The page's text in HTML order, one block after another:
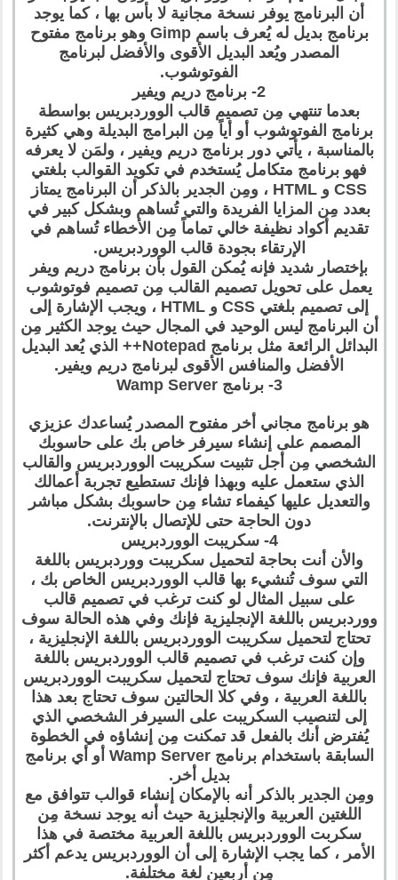
أن البرنامج يوفر نسخة مجانية لا بأس بها ، كما يوجد
برنامج بديل له يُعرف باسم Gimp وهو برنامج مفتوح
المصدر ويُعد البديل الأقوى والأفضل لبرنامج
الفوتوشوب.
2- برنامج دريم ويفير
بعدما تنتهي مِن تصميم قالب الووردبريس بواسطة
برنامج الفوتوشوب أو أياً مِن البرامج البديلة وهي كثيرة
بالمناسبة ، يأتي دور برنامج دريم ويفير ، ولمَن لا يعرفه
فهو برنامج متكامل يُستخدم في تكويد القوالب بلغتي
CSS و HTML ، ومِن الجدير بالذكر أن البرنامج يمتاز
بعدد مِن المزايا الفريدة والتي تُساهم وبشكل كبير في
تقديم أكواد نظيفة خالي تماماً مِن الأخطاء تُساهم في
الإرتقاء بجودة قالب الووردبريس.
بإختصار شديد فإنه يُمكن القول بأن برنامج دريم ويفر
يعمل على تحويل تصميم القالب مِن تصميم فوتوشوب
إلى تصميم بلغتي CSS و HTML ، ويجب الإشارة إلى
أن البرنامج ليس الوحيد في المجال حيث يوجد الكثير مِن
البدائل الرائعة مثل برنامج Notepad++ الذي يُعد البديل
الأفضل والمنافس الأقوى لبرنامج دريم ويفير.
3- برنامج Wamp Server
هو برنامج مجاني أخر مفتوح المصدر يُساعدك عزيزي
المصمم على إنشاء سيرفر خاص بك على حاسوبك
الشخصي مِن أجل تثبيت سكريبت الووردبريس والقالب
الذي ستعمل عليه وبهذا فإنك تستطيع تجربة أعمالك
والتعديل عليها كيفماء تشاء مِن حاسوبك بشكل مباشر
دون الحاجة حتى للإتصال بالإنترنت.
4- سكريبت الووردبريس
والأن أنت بحاجة لتحميل سكريبت ووردبريس باللغة
التي سوف تُنشيء بها قالب الووردبريس الخاص بك ،
على سبيل المثال لو كنت ترغب في تصميم قالب
ووردبريس باللغة الإنجليزية فإنك وفي هذه الحالة سوف
تحتاج لتحميل سكريبت الووردبريس باللغة الإنجليزية ،
وإن كنت ترغب في تصميم قالب الووردبريس باللغة
العربية فإنك سوف تحتاج لتحميل سكريبت الووردبريس
باللغة العربية ، وفي كلا الحالتين سوف تحتاج بعد هذا
إلى لتنصيب السكريبت على السيرفر الشخصي الذي
يُفترض أنك بالفعل قد تمكنت مِن إنشاؤه في الخطوة
السابقة باستخدام برنامج Wamp Server أو أي برنامج
بديل أخر.
ومِن الجدير بالذكر أنه بالإمكان إنشاء قوالب تتوافق مع
اللغتين العربية والإنجليزية حيث أنه يوجد نسخة مِن
سكربت الووردبريس باللغة العربية مختصة في هذا
الأمر ، كما يجب الإشارة إلى أن الووردبريس يدعم أكثر
مِن أربعين لغة مختلفة.